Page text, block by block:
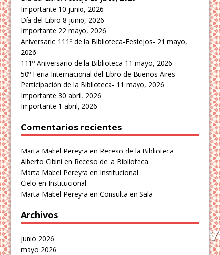
Importante 10 junio, 2026
Día del Libro 8 junio, 2026
Importante 22 mayo, 2026
Aniversario 111º de la Biblioteca-Festejos- 21 mayo,
2026
111º Aniversario de la Biblioteca 11 mayo, 2026
50º Feria Internacional del Libro de Buenos Aires-
Participación de la Biblioteca- 11 mayo, 2026
Importante 30 abril, 2026
Importante 1 abril, 2026
Comentarios recientes
Marta Mabel Pereyra en Receso de la Biblioteca
Alberto Cibini en Receso de la Biblioteca
Marta Mabel Pereyra en Institucional
Cielo en Institucional
Marta Mabel Pereyra enConsulta en Sala
Archivos
junio 2026
mayo 2026